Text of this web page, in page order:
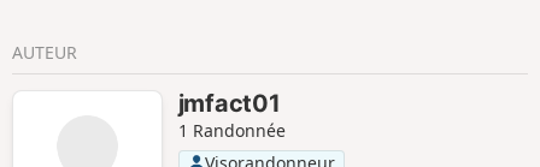
AUTEUR
jmfact01
1 Randonnée